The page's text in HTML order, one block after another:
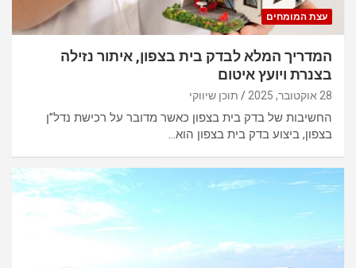
עצת המומחים
המדריך המלא לבדק בית בצפון, איתור נזילה
בצנרת ויועץ איטום
28 אוקטובר, 2025 תוכן שיווקי
החשיבות של בדק בית בצפון כאשר מדובר על רכישת נדל”ן
בצפון, ביצוע בדק בית בצפון הוא…